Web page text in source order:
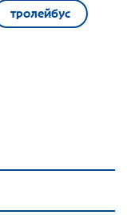
тролейбус